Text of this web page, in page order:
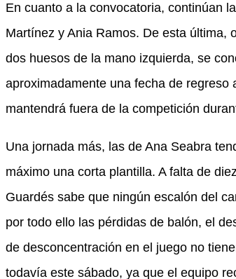
En cuanto a la convocatoria, continúan
Martínez y Ania Ramos. De esta última,
dos huesos de la mano izquierda, se
aproximadamente una fecha de
mantendrá fuera de la competición
Una jornada más, las de Ana Seabra
máximo una corta plantilla. A falta de
Guardés sabe que ningún escalón del
por todo ello las pérdidas de balón, el
de desconcentración en el juego no
todavía este sábado, ya que el equipo